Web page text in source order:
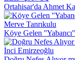
Ortahisar'da Ahmet
Merve Tanrıkulu
Köye Gelen
İnci Emirzeoğlu